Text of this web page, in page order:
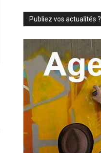
Publiez vos actualités ?